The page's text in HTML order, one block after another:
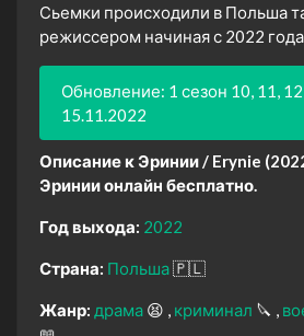
Сьемки происходили в Польша
режиссером начиная с 2022
Обновление: 1 сезон 10, 11,
15.11.2022
Описание к Эринии / Erynie
Эринии онлайн бесплатно.
Год выхода: 2022
Страна: Польша🇵🇱
Жанр: драма 😫 криминал 🔪